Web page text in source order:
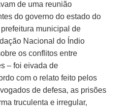
de uma reunião
do governo do estado do
municipal de
Nacional do Índio
os conflitos entre
– foi eivada de
com o relato feito pelos
de defesa, as prisões
truculenta e irregular,